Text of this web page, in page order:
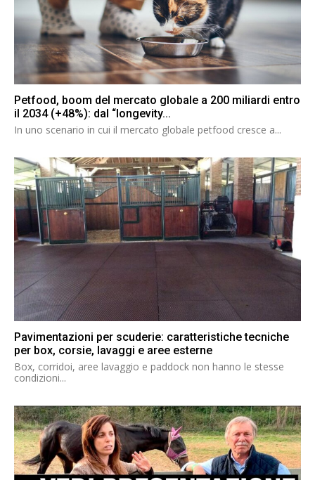
Petfood, boom del mercato globale a 200 miliardi entro
il 2034 (+48%): dal “longevity...
In uno scenario in cui il mercato globale petfood cresce a...
Pavimentazioni per scuderie: caratteristiche tecniche
per box, corsie, lavaggi e aree esterne
Box, corridoi, aree lavaggio e paddock non hanno le stesse
condizioni...